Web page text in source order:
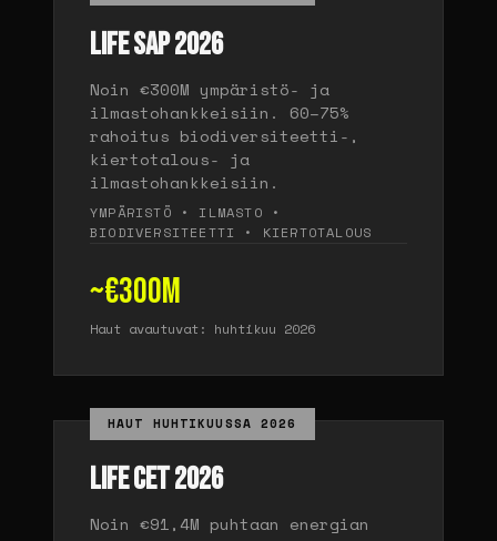
LIFE SAP 2026
Noin €300M ympäristö- ja
ilmastohankkeisiin. 60–75%
rahoitus biodiversiteetti-,
kiertotalous- ja
ilmastohankkeisiin.
YMPÄRISTÖ • ILMASTO •
BIODIVERSITEETTI • KIERTOTALOUS
~€300M
Haut avautuvat: huhtikuu 2026
HAUT HUHTIKUUSSA 2026
LIFE CET 2026
Noin €91,4M puhtaan energian